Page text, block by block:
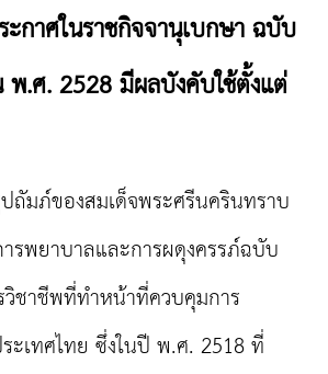
กาศในราชกิจจานุเบกษา ฉบับ
.ศ. 2528 มีผลบังคับใช้ตั้งแต่
ภ์ของสมเด็จพระศรีนครินทราบ
พยาบาลและการผดุงครรภ์ฉบับ
ชาชีพที่ทำหน้าที่ควบคุมการ
เทศไทย ซึ่งในปี พ.ศ. 2518 ที่